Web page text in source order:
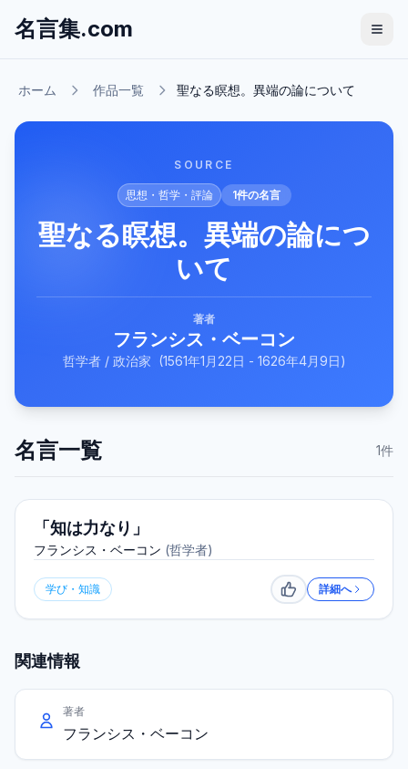
名言集.com
ホーム 作品一覧 聖なる瞑想。異端の論について
SOURCE
思想・哲学・評論 1件の名言
聖なる瞑想。異端の論につ
いて
著者
フランシス・ベーコン
哲学者 / 政治家 (1561年1月22日 - 1626年4月9日)
名言一覧 1件
「知は力なり」
フランシス・ベーコン (哲学者)
学び・知識 いいね詳細へ
関連情報
著者
フランシス・ベーコン